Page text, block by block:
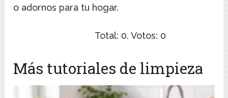
o adornos para tu hogar.
Total: 0. Votos: 0
Más tutoriales de limpieza